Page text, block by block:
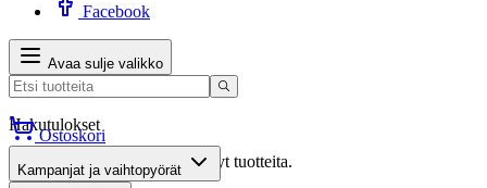
Facebook
Avaa sulje valikko
Hakutulokset
Valitettavasti haullasi ei löytynyt tuotteita.
Ostoskori
Kampanjat ja vaihtopyörät